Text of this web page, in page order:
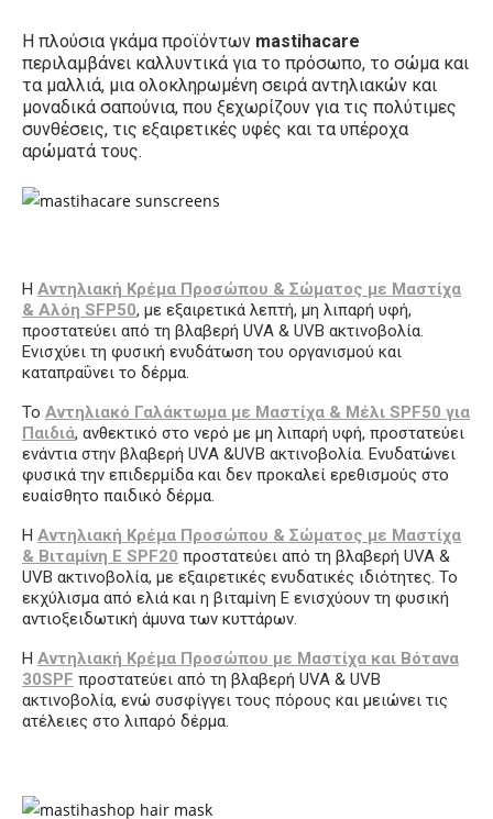
Η πλούσια γκάμα προϊόντων mastihacare
περιλαμβάνει καλλυντικά για το πρόσωπο, το σώμα και
τα μαλλιά, μια ολοκληρωμένη σειρά αντηλιακών και
μοναδικά σαπούνια, που ξεχωρίζουν για τις πολύτιμες
συνθέσεις, τις εξαιρετικές υφές και τα υπέροχα
αρώματά τους.
Η Αντηλιακή Κρέμα Προσώπου & Σώματος με Μαστίχα
& Αλόη SFP50, με εξαιρετικά λεπτή, μη λιπαρή υφή,
προστατεύει από τη βλαβερή UVA & UVB ακτινοβολία.
Ενισχύει τη φυσική ενυδάτωση του οργανισμού και
καταπραΰνει το δέρμα.
Το Αντηλιακό Γαλάκτωμα με Μαστίχα & Μέλι SPF50 για
Παιδιά, ανθεκτικό στο νερό με μη λιπαρή υφή, προστατεύει
ενάντια στην βλαβερή UVA &UVB ακτινοβολία. Ενυδατώνει
φυσικά την επιδερμίδα και δεν προκαλεί ερεθισμούς στο
ευαίσθητο παιδικό δέρμα.
Η Αντηλιακή Κρέμα Προσώπου & Σώματος με Μαστίχα
& Βιταμίνη Ε SPF20 προστατεύει από τη βλαβερή UVA &
UVB ακτινοβολία, με εξαιρετικές ενυδατικές ιδιότητες. Το
εκχύλισμα από ελιά και η βιταμίνη Ε ενισχύουν τη φυσική
αντιοξειδωτική άμυνα των κυττάρων.
Η Αντηλιακή Κρέμα Προσώπου με Μαστίχα και Βότανα
30SPF προστατεύει από τη βλαβερή UVA & UVB
ακτινοβολία, ενώ συσφίγγει τους πόρους και μειώνει τις
ατέλειες στο λιπαρό δέρμα.